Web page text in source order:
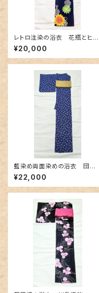
レトロ注染の浴衣 花瓶とヒマ
ワリ柄
¥20,000
藍染め両面染めの浴衣 団扇
柄✕よろけ縞
¥22,000